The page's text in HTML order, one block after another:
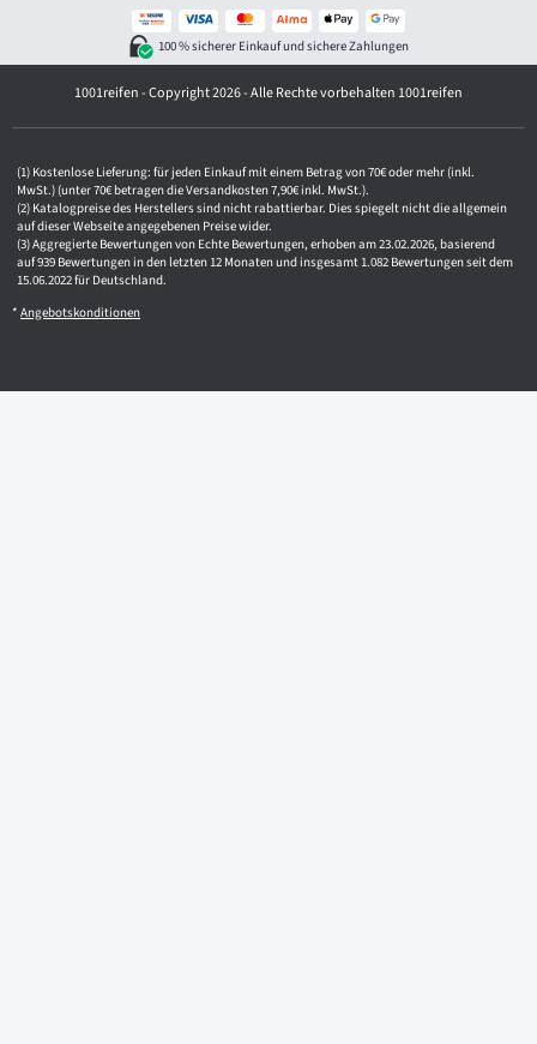
e
100 % sicherer Einkauf und sichere Zahlungen
1001reifen - Copyright 2026 - Alle Rechte vorbehalten 1001reifen
Kostenlose Lieferung: für jeden Einkauf mit einem Betrag von 70€ oder mehr (inkl.
MwSt.) (unter 70€ betragen die Versandkosten 7,90€ inkl. MwSt.).
Katalogpreise des Herstellers sind nicht rabattierbar. Dies spiegelt nicht die allgemein
auf dieser Webseite angegebenen Preise wider.
Aggregierte Bewertungen von Echte Bewertungen, erhoben am 23.02.2026, basierend
auf 939 Bewertungen in den letzten 12 Monaten und insgesamt 1.082 Bewertungen seit dem
15.06.2022 für Deutschland.
* Angebotskonditionen